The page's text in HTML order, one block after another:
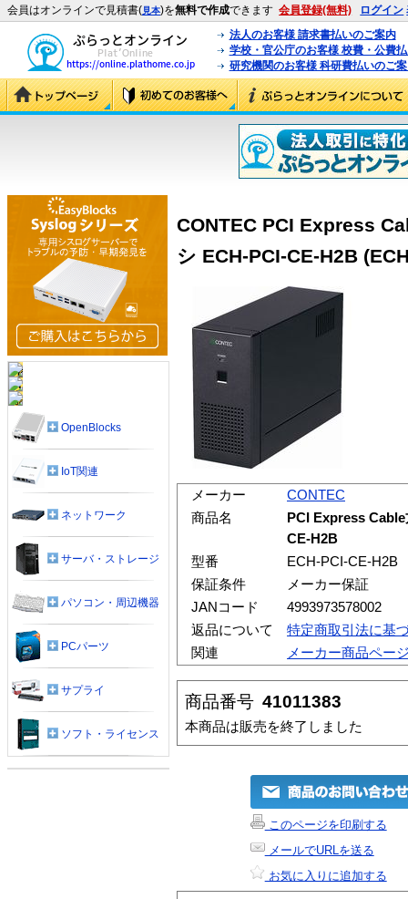
会員はオンラインで見積書(見本)を無料で作成できます 会員登録(無料) ログイン
法人のお客様 請求書払いのご案内
学校・官公庁のお客様 校費・公費
研究機関のお客様 科研費払いのご
CONTEC PCI Express
シ ECH-PCI-CE-H2B
メーカー
CONTEC
商品名
PCI Express
CE-H2B
型番
ECH-PCI-CE-H2B
保証条件
メーカー保証
JANコード
4993973578002
返品について
特定商取引法に基
関連
メーカー商品ペー
商品番号 41011383
本商品は販売を終了しました
このページを印刷する
メールでURLを送る
お気に入りに追加する
OpenBlocks
IoT関連
ネットワーク
サーバ・ストレージ
パソコン・周辺機器
PCパーツ
サプライ
ソフト・ライセンス